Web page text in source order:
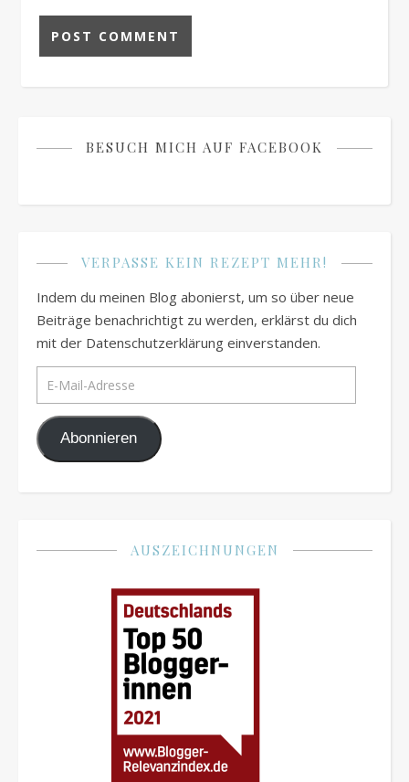
BESUCH MICH AUF FACEBOOK
VERPASSE KEIN REZEPT MEHR!
Indem du meinen Blog abonierst, um so über neue
Beiträge benachrichtigt zu werden, erklärst du dich
mit der Datenschutzerklärung einverstanden.
E-Mail-Adresse
Abonnieren
AUSZEICHNUNGEN